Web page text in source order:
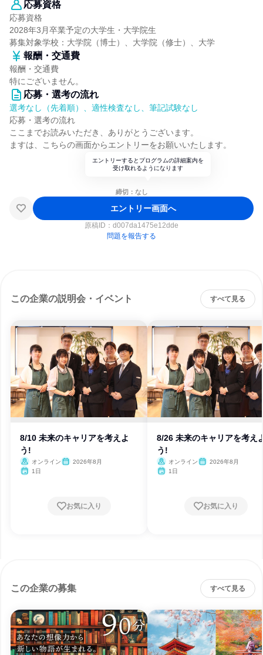
応募資格
応募資格
2028年3月卒業予定の大学生・大学院生
募集対象学校：大学院（博士）、大学院（修士）、大学
報酬・交通費
報酬・交通費
特にございません。
応募・選考の流れ
選考なし（先着順）、適性検査なし、筆記試験なし
応募・選考の流れ
ここまでお読みいただき、ありがとうございます。
ますは、こちらの画面からエントリーをお願いいたします。
エントリーするとプログラムの詳細案内を
受け取れるようになります
締切：なし
エントリー画面へ
原稿ID： d007da1475e12dde
問題を報告する
この企業の説明会・イベント すべて見る
8/10 未来のキャリアを考えよ
う!
オンライン
2026年8月
1日
お気に入り
8/26 未来のキャリアを考え
う!
オンライン
2026年8月
1日
お気に入り
この企業の募集 すべて見る